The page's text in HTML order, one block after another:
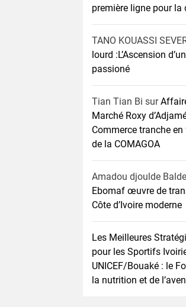
première ligne pour la
TANO KOUASSI
lourd :L’Ascension
passioné
Tian Tian Bi sur
Marché Roxy
Commerce tranche
de la COMAGOA
Amadou djoulde Balde
Ebomaf œuvre de
Côte d’Ivoire moderne
Les Meilleures
pour les Sportifs
UNICEF/Bouaké : le
la nutrition et de